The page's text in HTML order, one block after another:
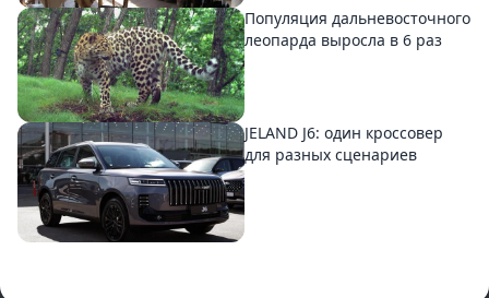
Популяция дальневосточного
леопарда выросла в 6 раз
JELAND J6: один кроссовер
для разных сценариев